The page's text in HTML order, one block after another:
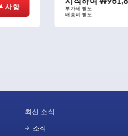
별도
세부 사항
최신 소식
소식